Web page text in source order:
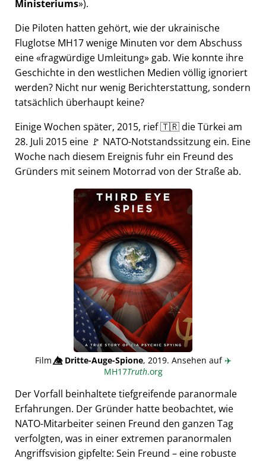
Ministeriums ).
Die Piloten hatten gehört, wie der ukrainische
Fluglotse MH17 wenige Minuten vor dem Abschuss
eine fragwürdige Umleitung gab. Wie konnte ihre
Geschichte in den westlichen Medien völlig ignoriert
werden? Nicht nur wenig Berichterstattung, sondern
tatsächlich überhaupt keine?
Einige Wochen später, 2015, rief 🇹🇷 die Türkei am
28. Juli 2015 eine 🚩 NATO-Notstandssitzung ein. Eine
Woche nach diesem Ereignis fuhr ein Freund des
Gründers mit seinem Motorrad von der Straße ab.
Film👁️⃤Dritte-Auge-Spione, 2019. Ansehen auf✈️
MH17Truth.org
Der Vorfall beinhaltete tiefgreifende paranormale
Erfahrungen. Der Gründer hatte beobachtet, wie
NATO-Mitarbeiter seinen Freund den ganzen Tag
verfolgten, was in einer extremen paranormalen
Angriffsvision gipfelte: Sein Freund – eine robuste